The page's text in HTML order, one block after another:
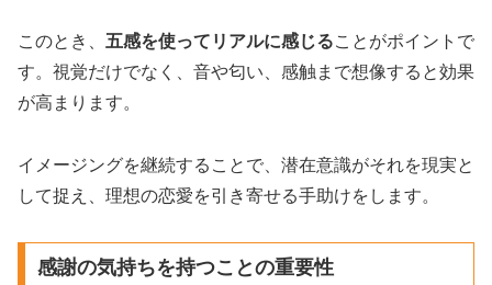
このとき、 五感を使ってリアルに感じることがポイントで
す。視覚だけでなく、音や匂い、感触まで想像すると効果
が高まります。
イメージングを継続することで、潜在意識がそれを現実と
して捉え、理想の恋愛を引き寄せる手助けをします。
感謝の気持ちを持つことの重要性